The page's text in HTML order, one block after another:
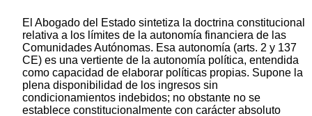
El Abogado del Estado sintetiza la doctrina constitucional
relativa a los límites de la autonomía financiera de las
Comunidades Autónomas. Esa autonomía (arts. 2 y 137
CE) es una vertiente de la autonomía política, entendida
como capacidad de elaborar políticas propias. Supone la
plena disponibilidad de los ingresos sin
condicionamientos indebidos; no obstante no se
establece constitucionalmente con carácter absoluto